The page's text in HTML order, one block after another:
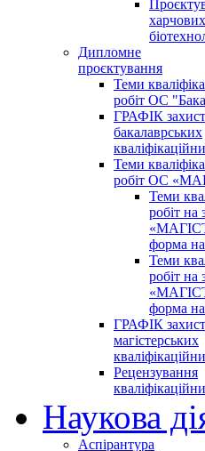
харчових
Дипломне
проєктування
Теми
робіт ОС
ГРАФІК
бакалаврських
Теми
робіт ОС
Теми
робіт на
форма
Теми
робіт на
форма
ГРАФІК
магістерських
Рецензування
Наукова
Аспірантура